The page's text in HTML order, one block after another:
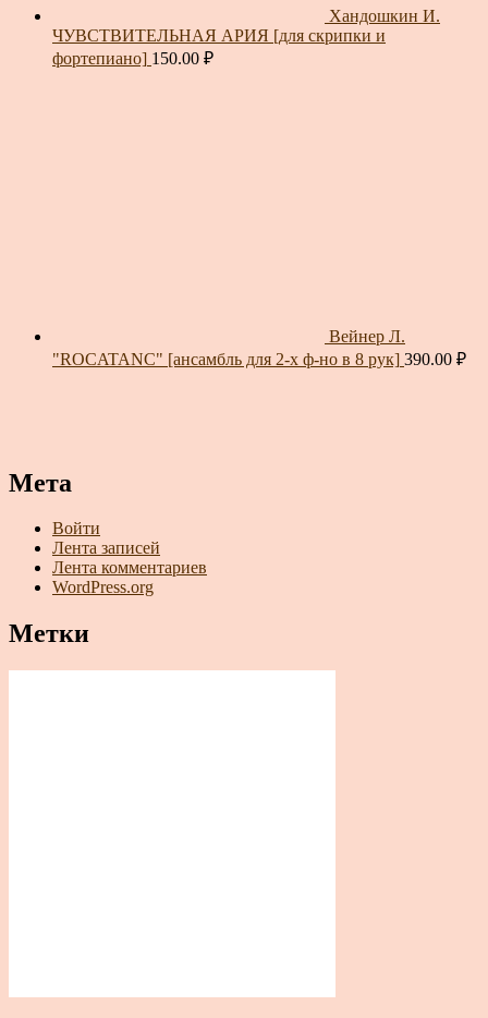
Хандошкин И.
ЧУВСТВИТЕЛЬНАЯ АРИЯ [для скрипки и
фортепиано] 150.00 ₽
Вейнер Л.
"ROCATANC" [ансамбль для 2-х ф-но в 8 рук] 390.00 ₽
Мета
Войти
Лента записей
Лента комментариев
WordPress.org
Метки